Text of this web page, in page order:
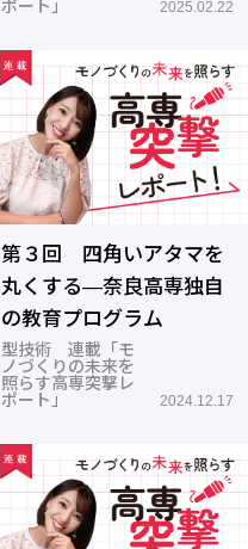
ポート」
2025.02.22
第３回 四角いアタマを
丸くする―奈良高専独自
の教育プログラム
型技術 連載「モ
ノづくりの未来を
照らす高専突撃レ
ポート」
2024.12.17